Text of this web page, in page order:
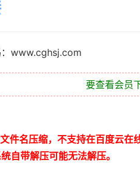
www.cghsj.com
要查看会员
文件名压缩，不支持在百度云在
自带解压可能无法解压。